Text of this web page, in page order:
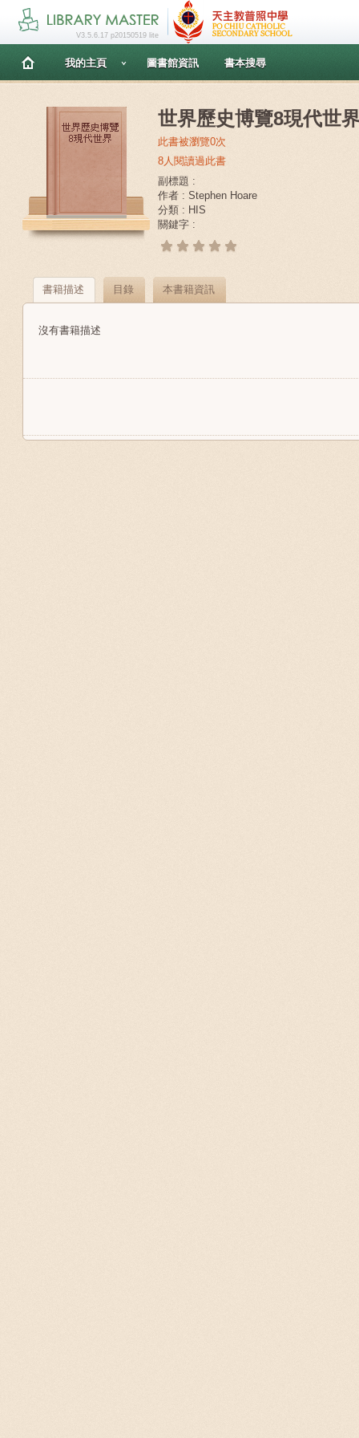
V3.5.6.17 p20150519 lite
我的主頁 圖書館資訊 書本搜尋
世界歷史博覽8現代世
此書被瀏覽0次
8人閱讀過此書
副標題 :
作者 : Stephen Hoare
分類 : HIS
關鍵字 :
書籍描述 目錄 本書籍資訊
沒有書籍描述